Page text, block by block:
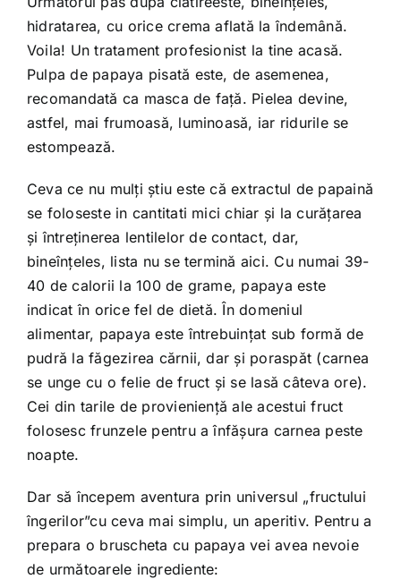
hidratarea, cu orice crema aflată la îndemână.
Voila! Un tratament profesionist la tine acasă.
Pulpa de papaya pisată este, de asemenea,
recomandată ca masca de faţă. Pielea devine,
astfel, mai frumoasă, luminoasă, iar ridurile se
estompează.
Ceva ce nu mulţi ştiu este că extractul de papaină
se foloseste in cantitati mici chiar şi la curăţarea
şi întreţinerea lentilelor de contact, dar,
bineînţeles, lista nu se termină aici. Cu numai 39-
40 de calorii la 100 de grame, papaya este
indicat în orice fel de dietă. În domeniul
alimentar, papaya este întrebuinţat sub formă de
pudră la făgezirea cărnii, dar şi poraspăt (carnea
se unge cu o felie de fruct şi se lasă câteva ore).
Cei din tarile de provienienţă ale acestui fruct
folosesc frunzele pentru a înfăşura carnea peste
noapte.
Dar să începem aventura prin universul „fructului
îngerilor”cu ceva mai simplu, un aperitiv. Pentru a
prepara o bruscheta cu papaya vei avea nevoie
de următoarele ingrediente: